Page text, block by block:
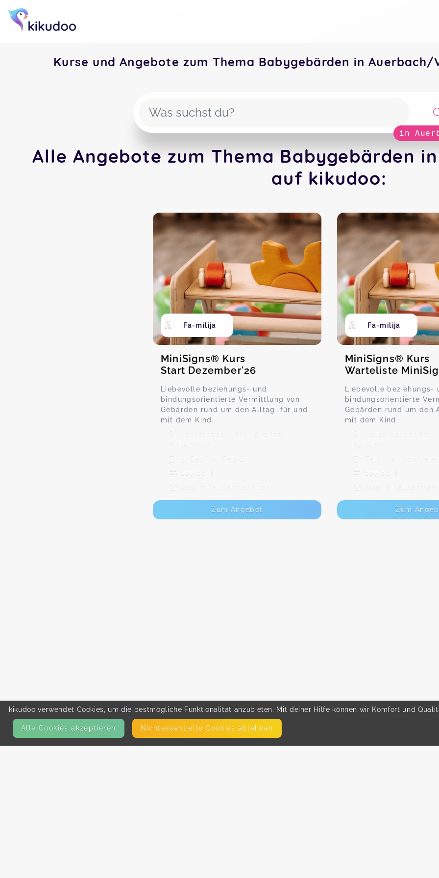
Kurse und Angebote zum Thema Babygebärden in
in
Alle Angebote zum Thema Babygebärden
auf kikudoo:
Fa-milija
MiniSigns® Kurs
Start Dezember'26
Liebevolle beziehungs- und
bindungsorientierte Vermittlung von
Gebärden rund um den Alltag, für und
mit dem Kind.
Lauterbacher Str. 16, 08223
Falkenstein
3. Dez - 4. Feb 27
105,00 €
Max. 7 TeilnehmerInnen
Zum Angebot
Fa-milija
MiniSigns® Kurs
Warteliste
Liebevolle beziehungs-
bindungsorientierte
Gebärden rund um den
mit dem Kind.
Lauterbacher Str.
Falkenstein
Termine nach
105,00 €
Max. 0
Zum
kikudoo verwendet Cookies, um die bestmögliche Funktionalität anzubieten. Mit deiner Hilfe können wir Komfort und
Alle Cookies akzeptieren Nicht­essentielle Cookies ablehnen